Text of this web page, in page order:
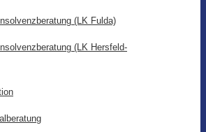
(LK Fulda)
(LK Hersfeld-